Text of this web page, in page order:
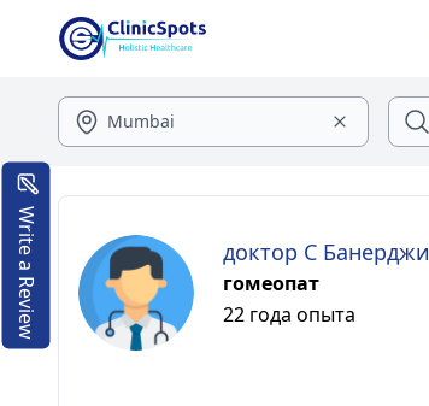
доктор С Банерджи
гомеопат
22 года опыта
Write a Review